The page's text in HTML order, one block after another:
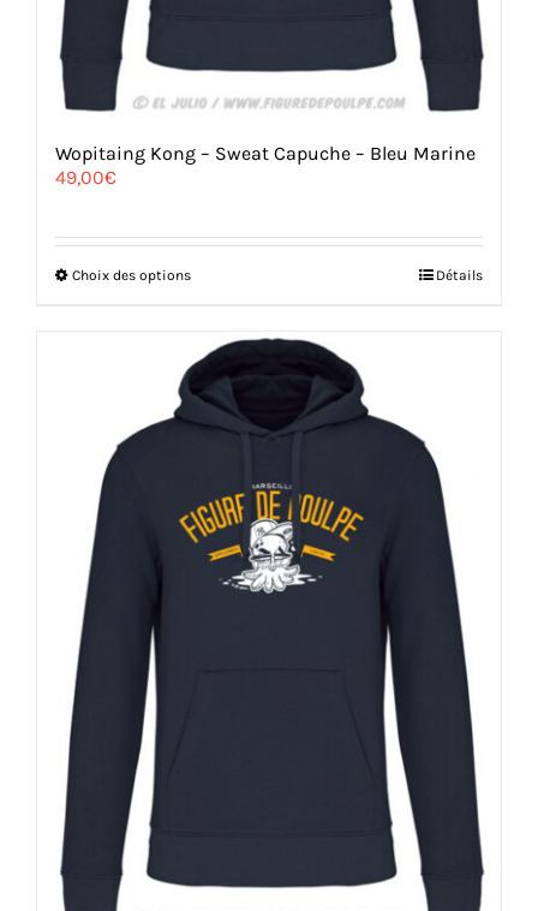
Wopitaing Kong – Sweat Capuche – Bleu Marine
49,00€
Choix des optionsCe
plusieurs
variations.
Les
options
peuvent
choisies
sur
la
page
produit
Détails